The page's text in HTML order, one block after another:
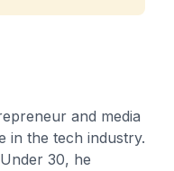
and media
in the tech industry.
30, he